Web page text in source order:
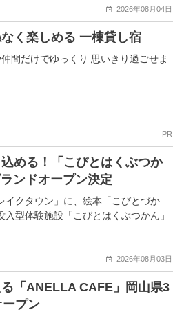
2026年08月04日
なく楽しめる 一棟貸し宿
間だけでゆっくり 思いきり過ごせま
PR
める！「こびとはくぶつか
ンドオープン決定
イクタウン」に、絵本「こびとづか
型体験施設「こびとはくぶつかん」
2026年08月03日
「ANELLA CAFE」岡山県3
プン